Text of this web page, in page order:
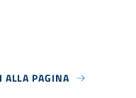
ALLA PAGINA